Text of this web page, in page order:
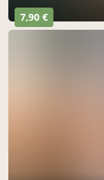
7,90 €